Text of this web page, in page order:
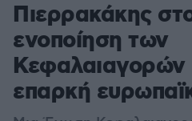
Πιερρακάκης
ενοποίηση των
Κεφαλαιαγορών
επαρκή